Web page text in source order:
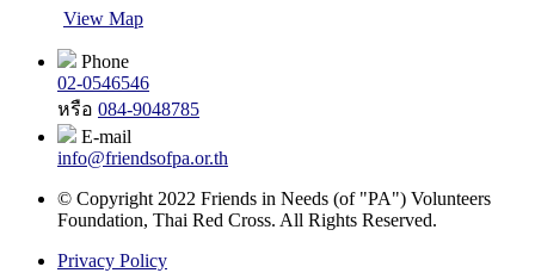
View Map
Phone
02-0546546
หรือ 084-9048785
E-mail
info@friendsofpa.or.th
© Copyright 2022 Friends in Needs (of "PA") Volunteers
Foundation, Thai Red Cross. All Rights Reserved.
Privacy Policy